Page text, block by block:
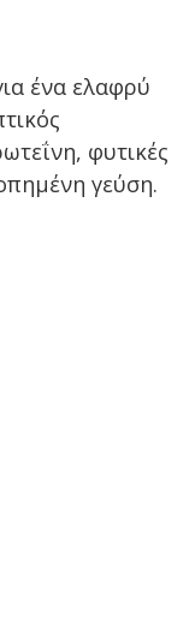
ένα ελαφρύ
φυτικές
γεύση.